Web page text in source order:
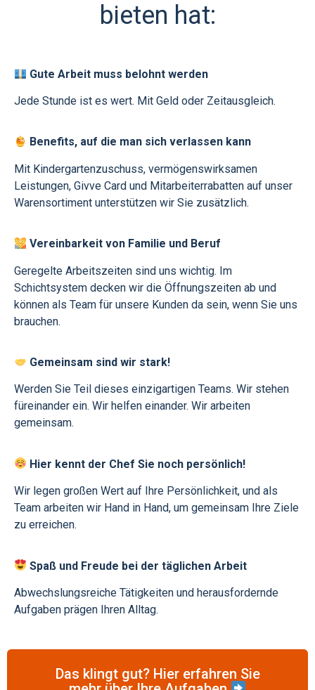
bieten hat:
Gute Arbeit muss belohnt werden
Jede Stunde ist es wert. Mit Geld oder Zeitausgleich.
Benefits, auf die man sich verlassen kann
Mit Kindergartenzuschuss, vermögenswirksamen
Leistungen, Givve Card und Mitarbeiterrabatten auf unser
Warensortiment unterstützen wir Sie zusätzlich.
Vereinbarkeit von Familie und Beruf
Geregelte Arbeitszeiten sind uns wichtig. Im
Schichtsystem decken wir die Öffnungszeiten ab und
können als Team für unsere Kunden da sein, wenn Sie uns
brauchen.
Gemeinsam sind wir stark!
Werden Sie Teil dieses einzigartigen Teams. Wir stehen
füreinander ein. Wir helfen einander. Wir arbeiten
gemeinsam.
Hier kennt der Chef Sie noch persönlich!
Wir legen großen Wert auf Ihre Persönlichkeit, und als
Team arbeiten wir Hand in Hand, um gemeinsam Ihre Ziele
zu erreichen.
Spaß und Freude bei der täglichen Arbeit
Abwechslungsreiche Tätigkeiten und herausfordernde
Aufgaben prägen Ihren Alltag.
Das klingt gut? Hier erfahren Sie